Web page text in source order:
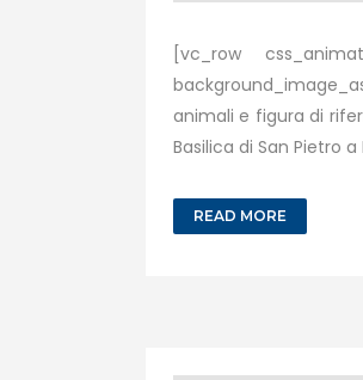
[vc_row
animali e figura di
Basilica di San Pietro a
READ MORE